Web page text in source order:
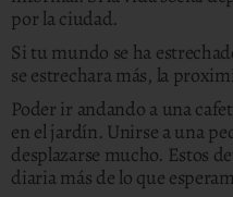
por la ciudad.
Si tu mundo se ha
se estrechara más, la
Poder ir andando a una
en el jardín. Unirse a una
desplazarse mucho. Estos
diaria más de lo que